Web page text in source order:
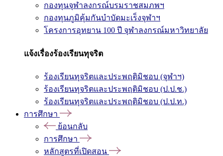
กองทุนจุฬาลงกรณ์บรมราชสมภพฯ
กองทุนภูมิคุ้มกันบำบัดมะเร็งจุฬาฯ
โครงการอุทยาน 100 ปี จุฬาลงกรณ์มหาวิทยาลัย
แจ้งเรื่องร้องเรียนทุจริต
ร้องเรียนทุจริตและประพฤติมิชอบ (จุฬาฯ)
ร้องเรียนทุจริตและประพฤติมิชอบ (ป.ป.ช.)
ร้องเรียนทุจริตและประพฤติมิชอบ (ป.ป.ท.)
การศึกษา
ย้อนกลับ
การศึกษา
หลักสูตรที่เปิดสอน